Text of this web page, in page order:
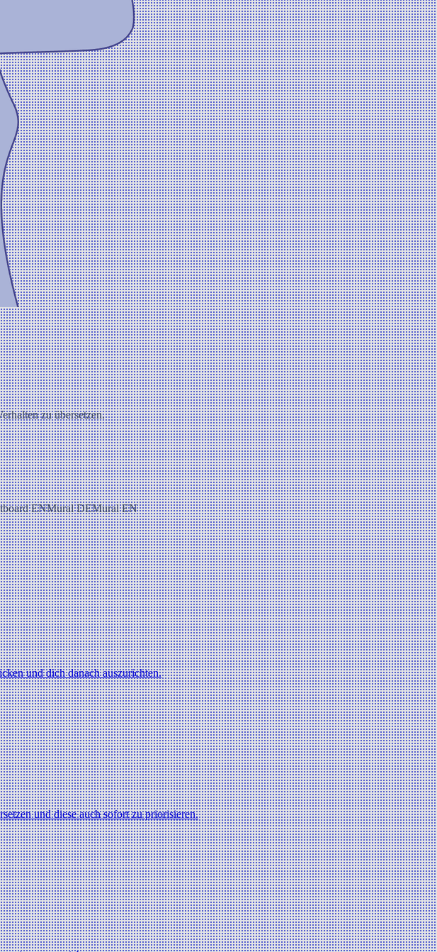
zu übersetzen.
ENMural DEMural EN
und dich danach auszurichten.
und diese auch sofort zu priorisieren.